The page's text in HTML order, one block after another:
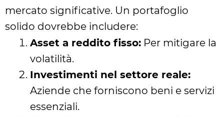
mercato significative. Un portafoglio
solido dovrebbe includere:
Asset a reddito fisso: Per mitigare la
volatilità.
Investimenti nel settore reale:
Aziende che forniscono beni e servizi
essenziali.